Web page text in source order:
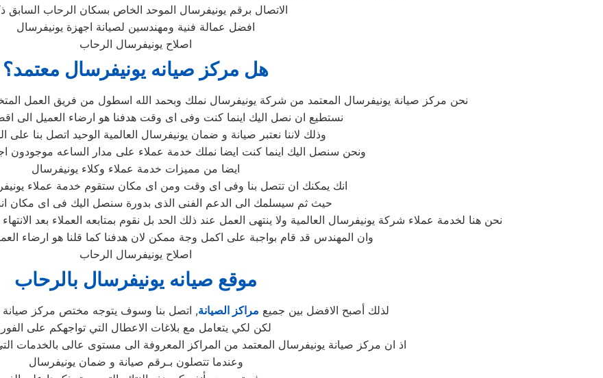
الاتصال برقم يونيفرسال الموحد الخاص بسكان الرحاب السابق
افضل عمالة فنية ومهندسين لصيانة اجهزة يونيفرسال
اصلاح يونيفرسال الرحاب
هل مركز صيانه يونيفرسال معتمد؟
نحن مركز صيانة يونيفرسال المعتمد من شركة يونيفرسال نملك وبحمد الله اسطول من فريق العمل
نستطيع ان نصل اليك اينما كنت وفى اى وقت هدفنا هو ارضاء العميل الى
وذلك لاننا نعتبر صيانة و ضمان يونيفرسال العالمية الوحيد اتصل بنا
ونحن سنصل اليك اينما كنت ايضا نملك خدمة عملاء على مدار الساعه
ايضا من مميزات خدمة عملاء وكلاء يونيفرسال
انك يمكنك ان تتصل بنا وفى اى وقت ومن اى مكان ستقوم خدمة عملاء
حيث ثم سيسلمك الى الدعم الفنى الذى بدورة سنصل اليك فى اى مكان
نحن هنا لخدمة عملاء شركة يونيفرسال العالمية ولا ينتهى العمل عند ذلك الحد بل نقوم بمتابعه العملاء بعد
وان المهندس قد قام بواجبة على اكمل وجة ممكن لان هدفنا كما قلنا هو ارضاء
اصلاح يونيفرسال الرحاب
موقع صيانه يونيفرسال بالرحاب
لذلك أصبح الافضل بين جميع مراكز الصيانة, اتصل بنا وسوف يتوجه مختص مركز صيانة
لكن لكي يتعامل مع بلاغات الاعطال التي تواجهكم على الفور
اذ ان مركز صيانة يونيفرسال المعتمد من المراكز المعروفة الى مستوى عالى بالخدمات
وعندما تتصلون بـرقم صيانة و ضمان يونيفرسال